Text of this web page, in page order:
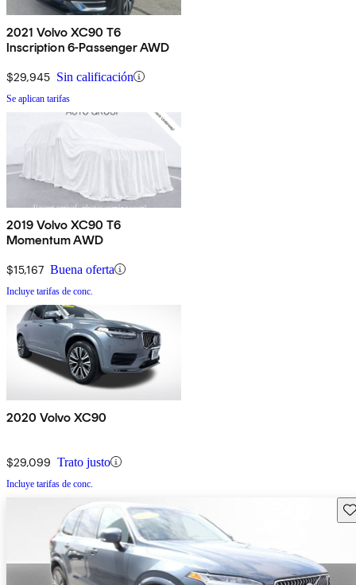
2021 Volvo XC90 T6
Inscription 6-Passenger AWD
$29,945 Sin calificación
Se aplican tarifas
2019 Volvo XC90 T6
Momentum AWD
$15,167 Buena oferta
Incluye tarifas de conc.
2020 Volvo XC90
$29,099 Trato justo
Incluye tarifas de conc.